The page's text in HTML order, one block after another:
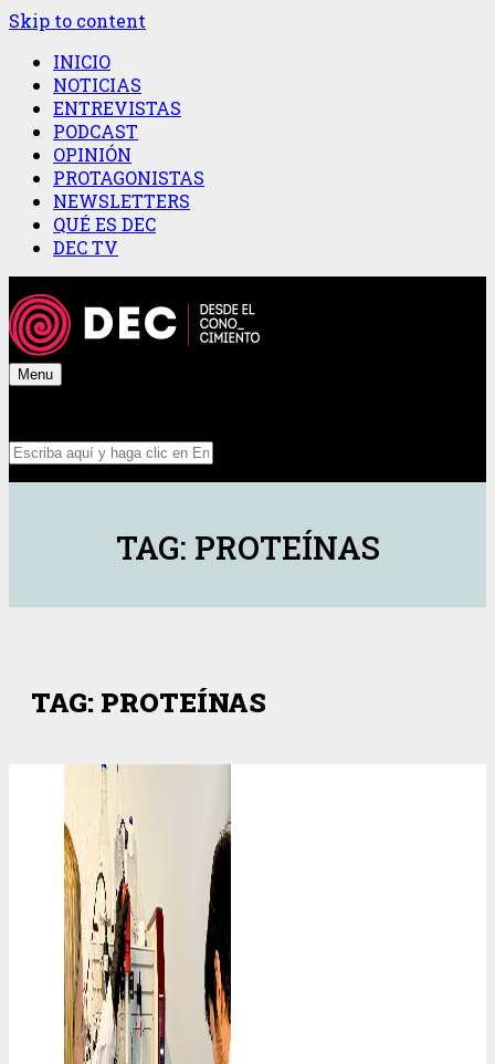
Skip to content
INICIO
NOTICIAS
ENTREVISTAS
PODCAST
OPINIÓN
PROTAGONISTAS
NEWSLETTERS
QUÉ ES DEC
DEC TV
Menu
TAG: PROTEÍNAS
TAG: PROTEÍNAS